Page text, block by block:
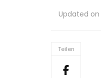
Updated on
Teilen